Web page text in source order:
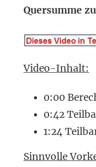
Quersumme
Video-Inhalt:
0:00
0:42
1:24
Sinnvolle